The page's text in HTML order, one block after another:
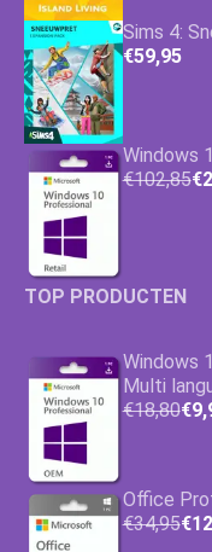
Sims 4:
€59,95
Windows
€102,85
TOP PRODUCTEN
Windows
Multi
€18,80
Office
€34,95